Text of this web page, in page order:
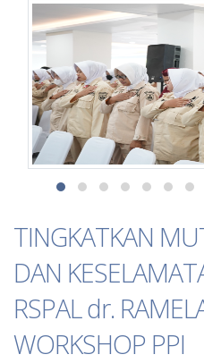
TINGKATKAN
DAN
RSPAL dr.
WORKSHOP PPI